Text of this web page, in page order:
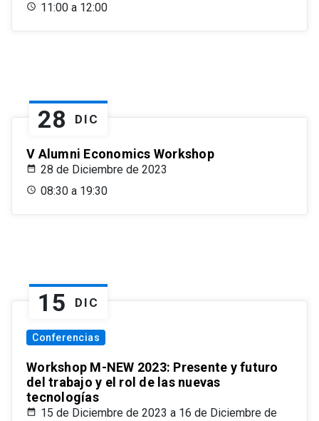
11:00 a 12:00
28 DIC
V Alumni Economics Workshop
28 de Diciembre de 2023
08:30 a 19:30
15 DIC
Conferencias
Workshop M-NEW 2023: Presente y futuro
del trabajo y el rol de las nuevas
tecnologías
15 de Diciembre de 2023 a 16 de Diciembre de